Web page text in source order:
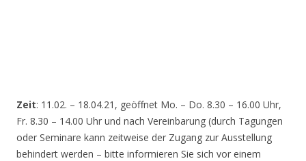
Zeit: 11.02. – 18.04.21, geöffnet Mo. – Do. 8.30 – 16.00 Uhr,
Fr. 8.30 – 14.00 Uhr und nach Vereinbarung (durch Tagungen
oder Seminare kann zeitweise der Zugang zur Ausstellung
behindert werden – bitte informieren Sie sich vor einem